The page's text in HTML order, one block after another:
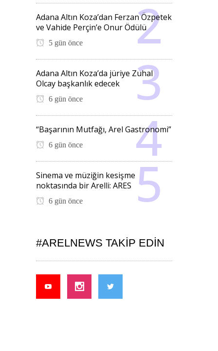
Adana Altın Koza’dan Ferzan Özpetek
ve Vahide Perçin’e Onur Ödülü
5 gün önce
Adana Altın Koza’da jüriye Zuhal
Olcay başkanlık edecek
6 gün önce
“Başarının Mutfağı, Arel Gastronomi”
6 gün önce
Sinema ve müziğin kesişme
noktasında bir Arelli: ARES
6 gün önce
#ARELNEWS TAKIP EDIN